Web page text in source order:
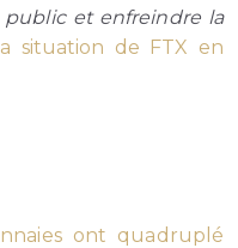
et enfreindre la
situation de FTX en
ont quadruplé